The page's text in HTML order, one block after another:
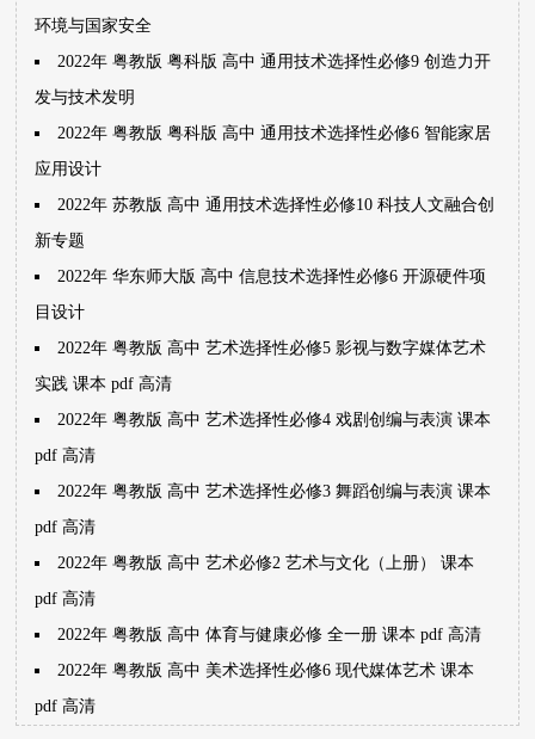
环境与国家安全
2022年 粤教版 粤科版 高中 通用技术选择性必修9 创造力开
发与技术发明
2022年 粤教版 粤科版 高中 通用技术选择性必修6 智能家居
应用设计
2022年 苏教版 高中 通用技术选择性必修10 科技人文融合创
新专题
2022年 华东师大版 高中 信息技术选择性必修6 开源硬件项
目设计
2022年 粤教版 高中 艺术选择性必修5 影视与数字媒体艺术
实践 课本 pdf 高清
2022年 粤教版 高中 艺术选择性必修4 戏剧创编与表演 课本
pdf 高清
2022年 粤教版 高中 艺术选择性必修3 舞蹈创编与表演 课本
pdf 高清
2022年 粤教版 高中 艺术必修2 艺术与文化（上册） 课本
pdf 高清
2022年 粤教版 高中 体育与健康必修 全一册 课本 pdf 高清
2022年 粤教版 高中 美术选择性必修6 现代媒体艺术 课本
pdf 高清